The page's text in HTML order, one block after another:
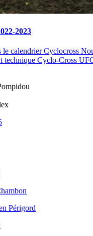
2023
le calendrier Cyclocross
technique Cyclo-Cross
Périgord